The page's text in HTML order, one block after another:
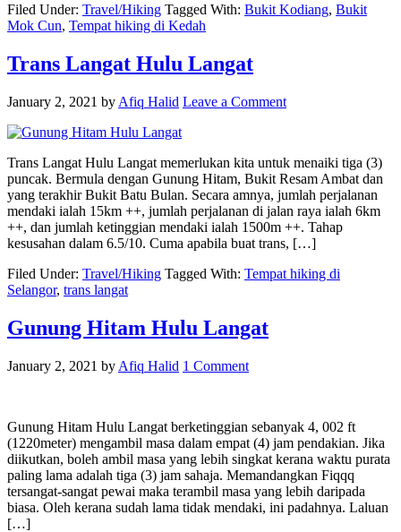
Filed Under: Travel/Hiking Tagged With: Bukit Kodiang, Bukit
Mok Cun, Tempat hiking di Kedah
Trans Langat Hulu Langat
January 2, 2021 by Afiq Halid Leave a Comment
Trans Langat Hulu Langat memerlukan kita untuk menaiki tiga (3)
puncak. Bermula dengan Gunung Hitam, Bukit Resam Ambat dan
yang terakhir Bukit Batu Bulan. Secara amnya, jumlah perjalanan
mendaki ialah 15km ++, jumlah perjalanan di jalan raya ialah 6km
++, dan jumlah ketinggian mendaki ialah 1500m ++. Tahap
kesusahan dalam 6.5/10. Cuma apabila buat trans, […]
Filed Under: Travel/Hiking Tagged With: Tempat hiking di
Selangor, trans langat
Gunung Hitam Hulu Langat
January 2, 2021 by Afiq Halid 1 Comment
Gunung Hitam Hulu Langat berketinggian sebanyak 4, 002 ft
(1220meter) mengambil masa dalam empat (4) jam pendakian. Jika
diikutkan, boleh ambil masa yang lebih singkat kerana waktu purata
paling lama adalah tiga (3) jam sahaja. Memandangkan Fiqqq
tersangat-sangat pewai maka terambil masa yang lebih daripada
biasa. Oleh kerana sudah lama tidak mendaki, ini padahnya. Laluan
[…]